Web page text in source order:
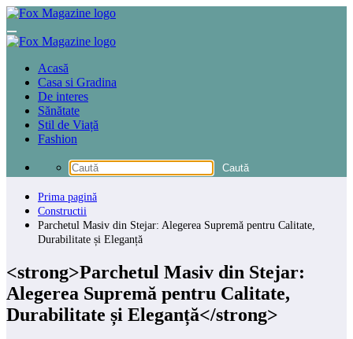
Sari
conținut
Acasă
Casa si Gradina
De interes
Sănătate
Stil de Viață
Fashion
Prima pagină
Constructii
Parchetul Masiv din Stejar: Alegerea Supremă pentru Calitate,
Durabilitate și Eleganță
<strong>Parchetul Masiv din Stejar:
Alegerea Supremă pentru Calitate,
Durabilitate și Eleganță</strong>